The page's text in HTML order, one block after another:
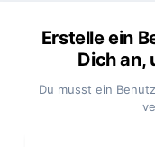
Erstelle ein
Dich an,
Du musst ein